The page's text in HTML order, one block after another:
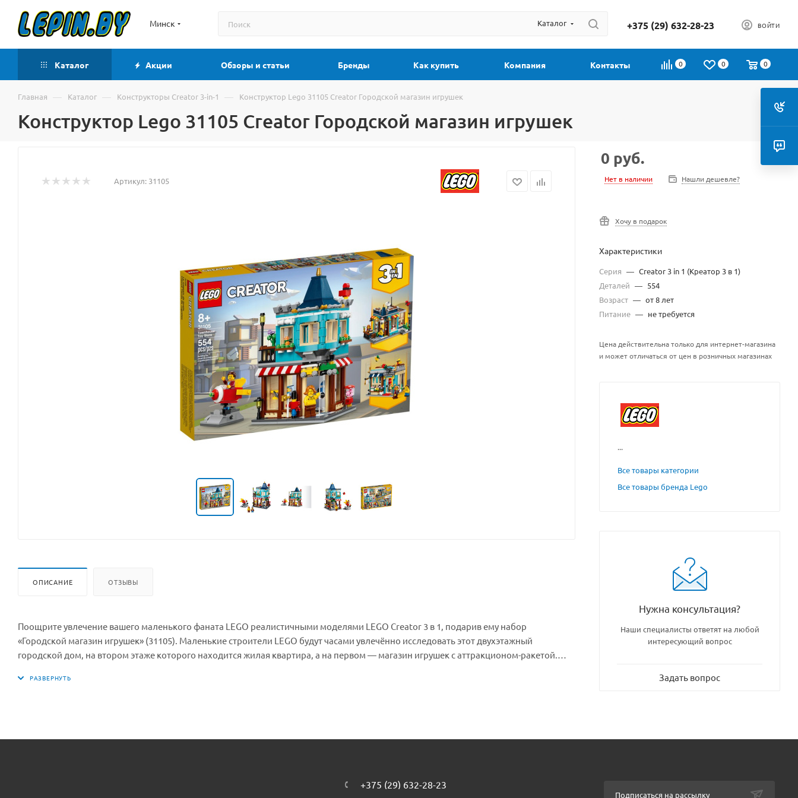
Минск Каталог +375 (29) 632-28-23 ВОЙТИ
0 0 0
Каталог Акции Обзоры и статьи Бренды Как купить Компания Контакты
Главная — Каталог — Конструкторы Creator 3-in-1 — Конструктор Lego 31105 Creator Городской магазин игрушек
Конструктор Lego 31105 Creator Городской магазин игрушек
Артикул: 31105
ОПИСАНИЕ ОТЗЫВЫ
Поощрите увлечение вашего маленького фаната LEGO реалистичными моделями LEGO Creator 3 в 1, подарив ему набор
«Городской магазин игрушек» (31105). Маленькие строители LEGO будут часами увлечённо исследовать этот двухэтажный
городской дом, на втором этаже которого находится жилая квартира, а на первом — магазин игрушек с аттракционом-ракетой.
Дети соберут двухэтажный городской магазин игрушек, а затем перестроят его в кондитерскую со столиками для гостей и
модели, вдохновляющие на увлекательные игры.
0 руб.
Нет в наличии Нашли дешевле?
Хочу в подарок
Характеристики
Серия — Creator 3 in 1 (Креатор 3 в 1)
Деталей — 554
Возраст — от 8 лет
Питание — не требуется
Цена действительна только для интернет-магазина
и может отличаться от цен в розничных магазинах
...
Все товары категории
Все товары бренда Lego
Нужна консультация?
Наши специалисты ответят на любой
интересующий вопрос
Задать вопрос
+375 (29) 632-28-23
Подписаться на рассылку